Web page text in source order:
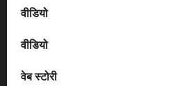
वीडियो
वीडियो
वेब स्टोरी